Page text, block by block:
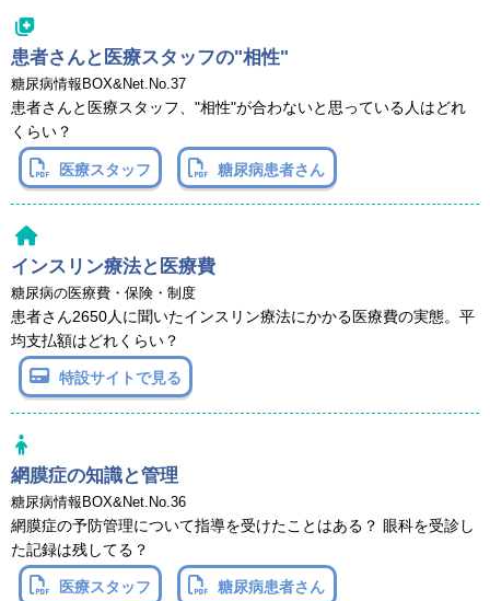
患者さんと医療スタッフの"相性"
糖尿病情報BOX&Net.No.37
患者さんと医療スタッフ、"相性"が合わないと思っている人はどれ
くらい？
医療スタッフ 糖尿病患者さん
インスリン療法と医療費
糖尿病の医療費・保険・制度
患者さん2650人に聞いたインスリン療法にかかる医療費の実態。平
均支払額はどれくらい？
特設サイトで見る
網膜症の知識と管理
糖尿病情報BOX&Net.No.36
網膜症の予防管理について指導を受けたことはある？ 眼科を受診し
た記録は残してる？
医療スタッフ 糖尿病患者さん